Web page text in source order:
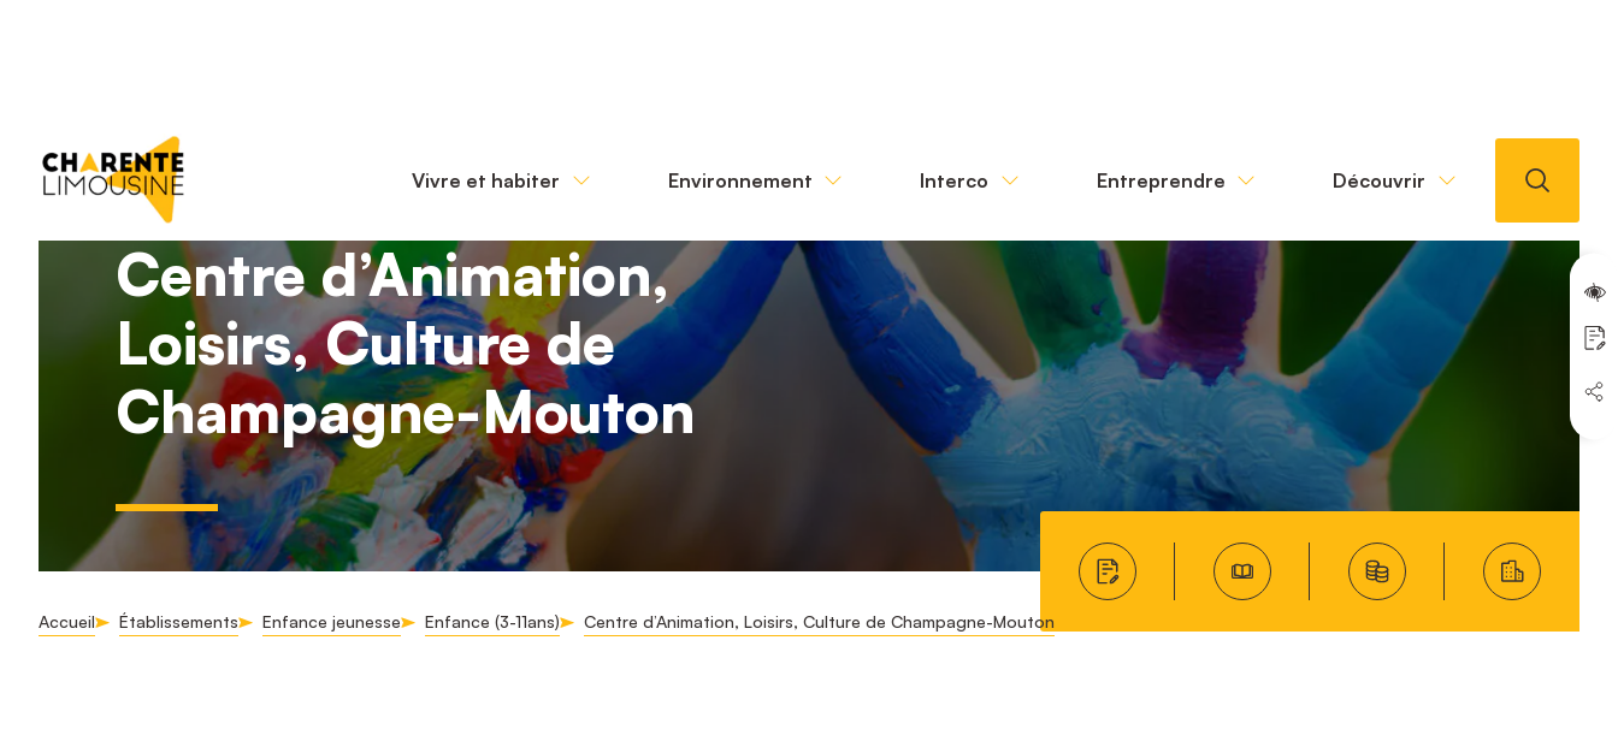
Vivre et habiter Environnement Interco Entreprendre Découvrir
Centre d’Animation,
Loisirs, Culture de
Champagne-Mouton
Accueil Établissements Enfance jeunesse Enfance (3-11ans) Centre d’Animation, Loisirs, Culture de Champagne-Mouton